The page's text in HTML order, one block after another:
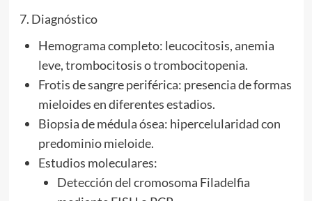
7. Diagnóstico
Hemograma completo: leucocitosis, anemia
leve, trombocitosis o trombocitopenia.
Frotis de sangre periférica: presencia de formas
mieloides en diferentes estadios.
Biopsia de médula ósea: hipercelularidad con
predominio mieloide.
Estudios moleculares:
Detección del cromosoma Filadelfia